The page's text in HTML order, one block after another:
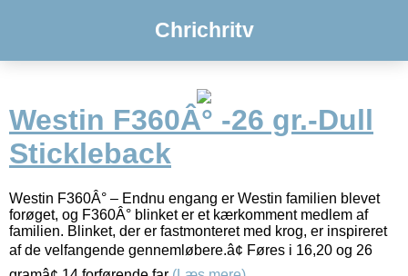
Chrichritv
Westin F360Â° -26 gr.-Dull
Stickleback
Westin F360Â° – Endnu engang er Westin familien blevet
forøget, og F360Â° blinket er et kærkomment medlem af
familien. Blinket, der er fastmonteret med krog, er inspireret
af de velfangende gennemløbere.â¢ Føres i 16,20 og 26